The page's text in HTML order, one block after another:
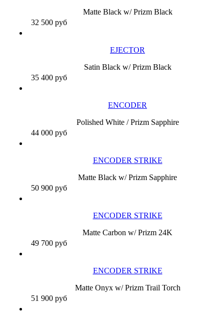
Matte Black w/ Prizm Black
32 500 руб
EJECTOR
Satin Black w/ Prizm Black
35 400 руб
ENCODER
Polished White / Prizm Sapphire
44 000 руб
ENCODER STRIKE
Matte Black w/ Prizm Sapphire
50 900 руб
ENCODER STRIKE
Matte Carbon w/ Prizm 24K
49 700 руб
ENCODER STRIKE
Matte Onyx w/ Prizm Trail Torch
51 900 руб